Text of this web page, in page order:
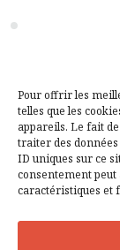
Pour offrir les
telles que les
appareils. Le fait
traiter des
ID uniques sur ce
consentement
caractéristiques et